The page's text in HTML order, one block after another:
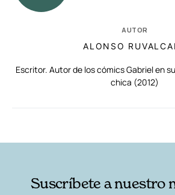
AUTOR
ALONSO
Escritor. Autor de los cómics Gabriel en
chica (2012)
Suscríbete a nuestro